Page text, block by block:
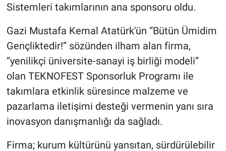
Sistemleri takımlarının ana sponsoru oldu.
Gazi Mustafa Kemal Atatürk'ün “Bütün Ümidim
Gençliktedir!” sözünden ilham alan firma,
“yenilikçi üniversite-sanayi iş birliği modeli”
olan TEKNOFEST Sponsorluk Programı ile
takımlara etkinlik süresince malzeme ve
pazarlama iletişimi desteği vermenin yanı sıra
inovasyon danışmanlığı da sağladı.
Firma; kurum kültürünü yansıtan, sürdürülebilir